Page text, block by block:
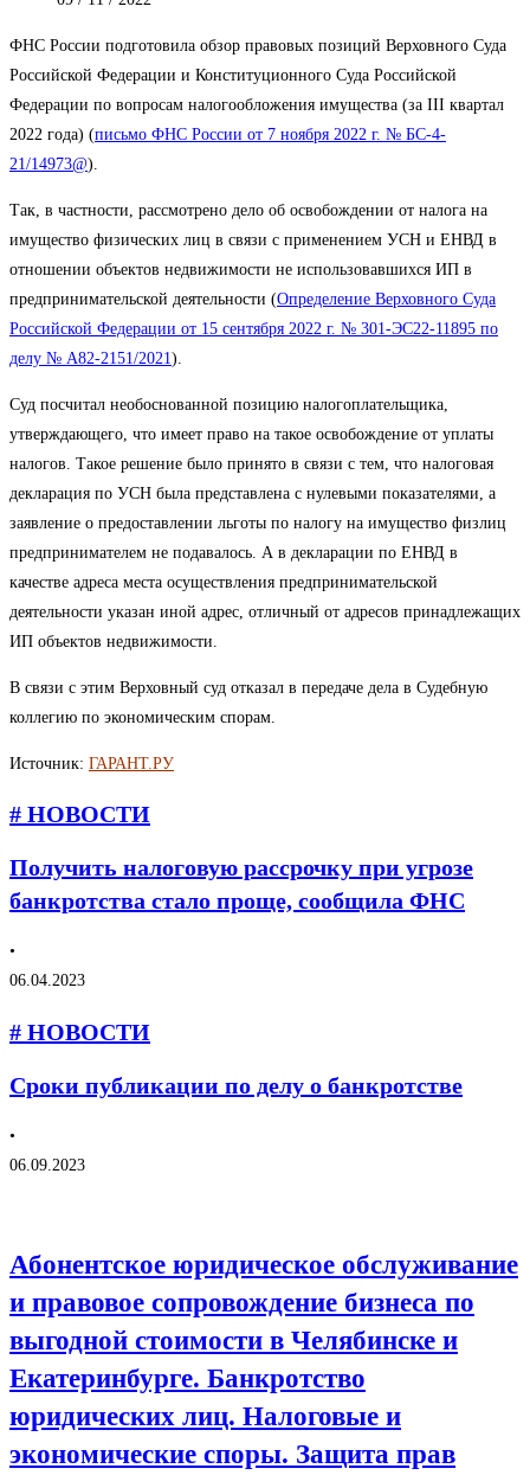
ФНС России подготовила обзор правовых позиций Верховного Суда
Российской Федерации и Конституционного Суда Российской
Федерации по вопросам налогообложения имущества (за III квартал
2022 года) (письмо ФНС России от 7 ноября 2022 г. № БС-4-
21/14973@).
Так, в частности, рассмотрено дело об освобождении от налога на
имущество физических лиц в связи с применением УСН и ЕНВД в
отношении объектов недвижимости не использовавшихся ИП в
предпринимательской деятельности (Определение Верховного Суда
Российской Федерации от 15 сентября 2022 г. № 301-ЭС22-11895 по
делу № А82-2151/2021).
Суд посчитал необоснованной позицию налогоплательщика,
утверждающего, что имеет право на такое освобождение от уплаты
налогов. Такое решение было принято в связи с тем, что налоговая
декларация по УСН была представлена с нулевыми показателями, а
заявление о предоставлении льготы по налогу на имущество физлиц
предпринимателем не подавалось. А в декларации по ЕНВД в
качестве адреса места осуществления предпринимательской
деятельности указан иной адрес, отличный от адресов принадлежащих
ИП объектов недвижимости.
В связи с этим Верховный суд отказал в передаче дела в Судебную
коллегию по экономическим спорам.
Источник: ГАРАНТ.РУ
# НОВОСТИ
Получить налоговую рассрочку при угрозе
банкротства стало проще, сообщила ФНС
•
06.04.2023
# НОВОСТИ
Сроки публикации по делу о банкротстве
•
06.09.2023
Абонентское юридическое обслуживание
и правовое сопровождение бизнеса по
выгодной стоимости в Челябинске и
Екатеринбурге. Банкротство
юридических лиц. Налоговые и
экономические споры. Защита прав